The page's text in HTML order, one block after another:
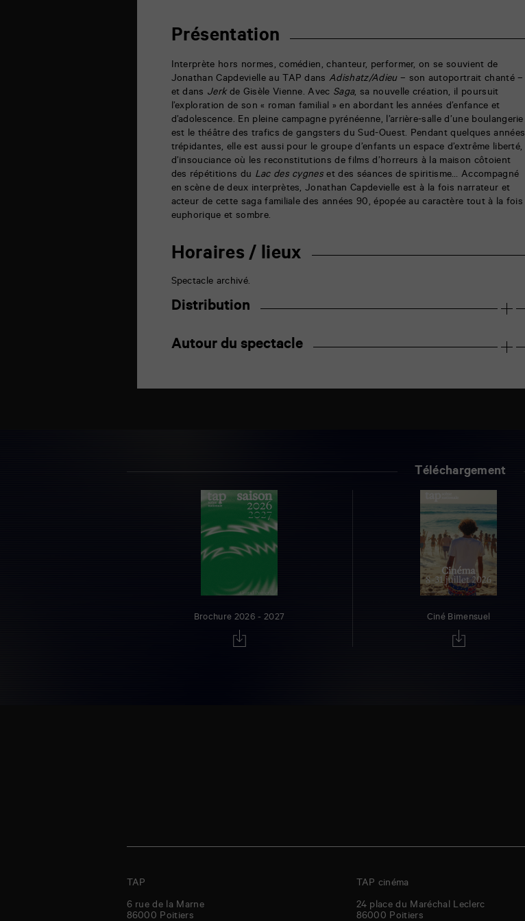
Présentation
Interprète hors normes, comédien, chanteur, performer, on se souvient de
Jonathan Capdevielle au TAP dansAdishatz/Adieu– son autoportrait chanté –
et dans Jerkde Gisèle Vienne. Avec Saga, sa nouvelle création, il poursuit
l’exploration de son « roman familial » en abordant les années d’enfance et
d’adolescence. En pleine campagne pyrénéenne, l’arrière-salle d’une boulangerie
est le théâtre des trafics de gangsters du Sud-Ouest. Pendant quelques années
trépidantes, elle est aussi pour le groupe d’enfants un espace d’extrême liberté,
d’insouciance où les reconstitutions de films d’horreurs à la maison côtoient
des répétitions du Lac des cygnes et des séances de spiritisme… Accompagné
en scène de deux interprètes, Jonathan Capdevielle est à la fois narrateur et
acteur de cette saga familiale des années 90, épopée au caractère tout à la fois
euphorique et sombre.
Horaires / lieux
Spectacle archivé.
Distribution
Autour du spectacle
Téléchargement
Brochure 2026 - 2027 Ciné Bimensuel
TAP
6 rue de la Marne
86000 Poitiers
TAP cinéma
24 place du Maréchal Leclerc
86000 Poitiers